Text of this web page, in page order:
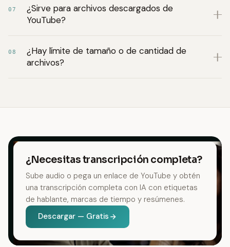
07
¿Sirve para archivos descargados de
YouTube?
08
¿Hay límite de tamaño o de cantidad de
archivos?
¿Necesitas transcripción completa?
Sube audio o pega un enlace de YouTube y obtén
una transcripción completa con IA con etiquetas
de hablante, marcas de tiempo y resúmenes.
Descargar — Gratis